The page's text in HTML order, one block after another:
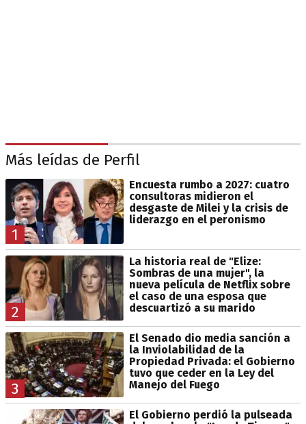
Más leídas de Perfil
1
Encuesta rumbo a 2027: cuatro
consultoras midieron el
desgaste de Milei y la crisis de
liderazgo en el peronismo
2
La historia real de "Elize:
Sombras de una mujer", la
nueva película de Netflix sobre
el caso de una esposa que
descuartizó a su marido
3
El Senado dio media sanción a
la Inviolabilidad de la
Propiedad Privada: el Gobierno
tuvo que ceder en la Ley del
Manejo del Fuego
El Gobierno perdió la pulseada